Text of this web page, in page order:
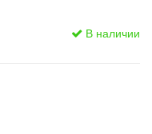
В наличии